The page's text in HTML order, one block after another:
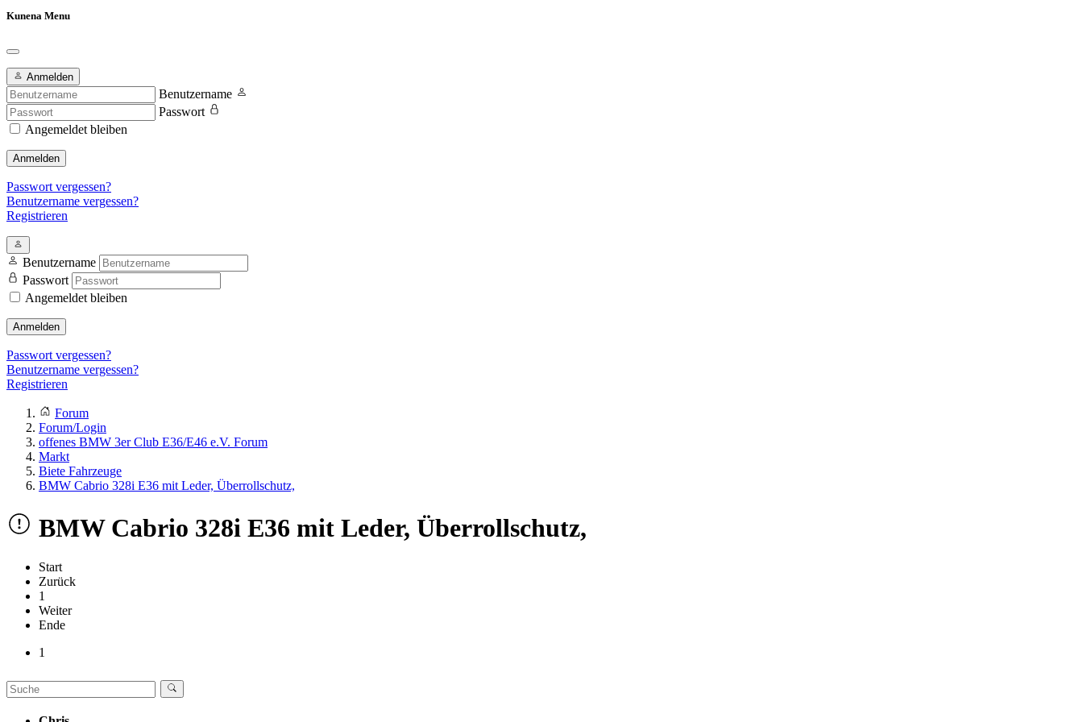
Kunena Menu
Anmelden
Benutzername
Passwort
Angemeldet bleiben
Anmelden
Passwort vergessen?
Benutzername vergessen?
Registrieren
Benutzername
Passwort
Angemeldet bleiben
Anmelden
Passwort vergessen?
Benutzername vergessen?
Registrieren
Forum
Forum/Login
offenes BMW 3er Club E36/E46 e.V. Forum
Markt
Biete Fahrzeuge
BMW Cabrio 328i E36 mit Leder, Überrollschutz,
BMW Cabrio 328i E36 mit Leder, Überrollschutz,
Start
Zurück
1
Weiter
Ende
1